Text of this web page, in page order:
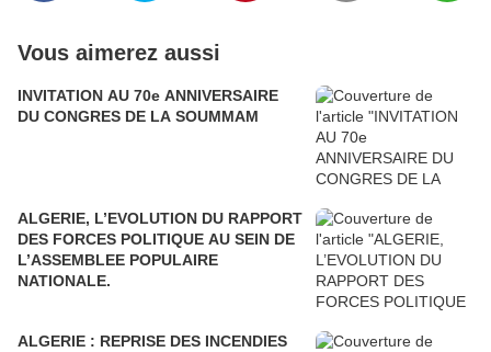
Vous aimerez aussi
INVITATION AU 70e ANNIVERSAIRE
DU CONGRES DE LA SOUMMAM
ALGERIE, L’EVOLUTION DU RAPPORT
DES FORCES POLITIQUE AU SEIN DE
L’ASSEMBLEE POPULAIRE
NATIONALE.
ALGERIE : REPRISE DES INCENDIES